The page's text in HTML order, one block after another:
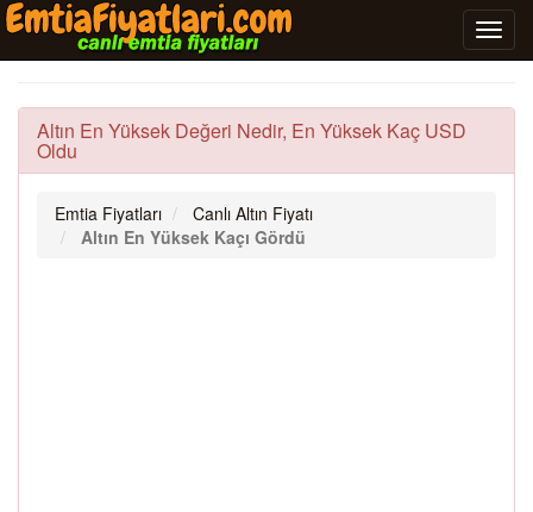
Altın En Yüksek Değeri Nedir, En Yüksek Kaç USD
Oldu
Emtia Fiyatları
Canlı Altın Fiyatı
Altın En Yüksek Kaçı Gördü